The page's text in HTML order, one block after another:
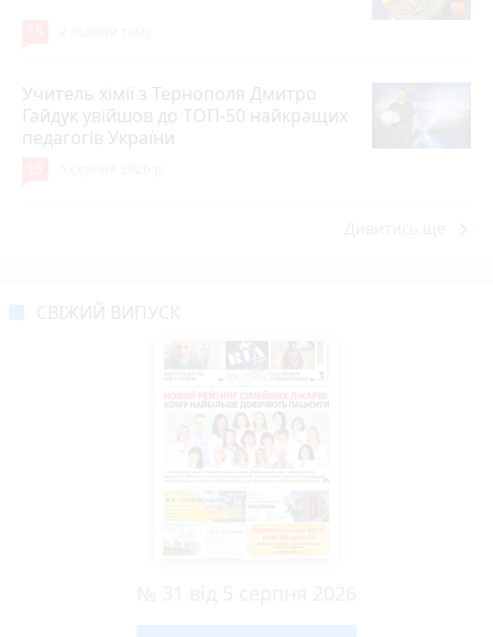
Учитель хімії з Тернополя Дмитро
Гайдук увійшов до ТОП-50 найкращих
педагогів України